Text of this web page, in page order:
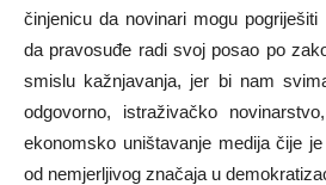
činjenicu da novinari mogu
da pravosuđe radi svoj posao po
smislu kažnjavanja, jer bi nam
odgovorno, istraživačko
ekonomsko uništavanje medija čije
od nemjerljivog značaja u